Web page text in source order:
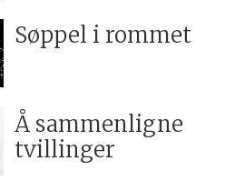
Søppel i rommet
Å sammenligne
tvillinger